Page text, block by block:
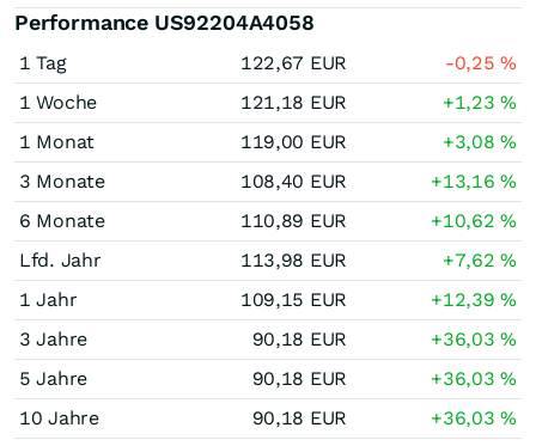
Performance US92204A4058
1 Tag 122,67 EUR -0,25%
1 Woche
121,18 EUR +1,23%
1 Monat
119,00 EUR +3,08%
3 Monate
108,40 EUR +13,16%
6 Monate
110,89 EUR +10,62%
Lfd. Jahr
113,98 EUR +7,62%
1 Jahr
109,15 EUR +12,39%
3 Jahre
90,18 EUR +36,03%
5 Jahre
90,18 EUR +36,03%
10 Jahre
90,18 EUR +36,03%